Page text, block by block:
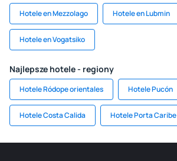
Hotele en Mezzolago Hotele en Lubmin
Hotele en Vogatsiko
Najlepsze hotele - regiony
Hotele Ródope orientales Hotele Pucón
Hotele Costa Calida Hotele Porta Caribe